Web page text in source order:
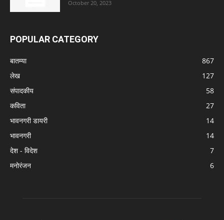
October 20, 2023
POPULAR CATEGORY
बातम्या
867
लेख
127
संपादकीय
58
कविता
27
भावनगरी डायरी
14
भावनगरी
14
देश - विदेश
7
मनोरंजन
6